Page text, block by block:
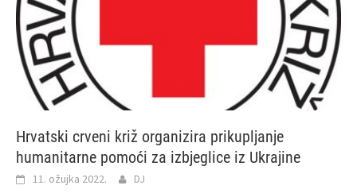
Hrvatski crveni križ organizira prikupljanje
humanitarne pomoći za izbjeglice iz Ukrajine
11. ožujka 2022. DJ